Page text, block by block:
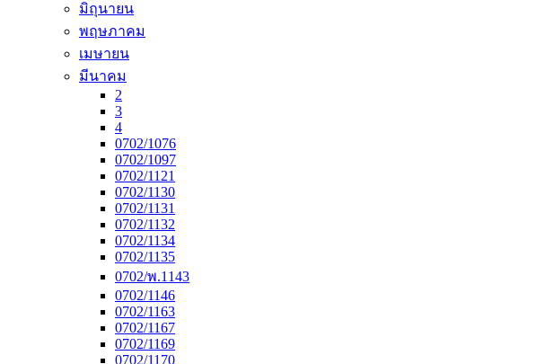
มิถุนายน
พฤษภาคม
เมษายน
มีนาคม
2
3
4
0702/1076
0702/1097
0702/1121
0702/1130
0702/1131
0702/1132
0702/1134
0702/1135
0702/พ.1143
0702/1146
0702/1163
0702/1167
0702/1169
0702/1170